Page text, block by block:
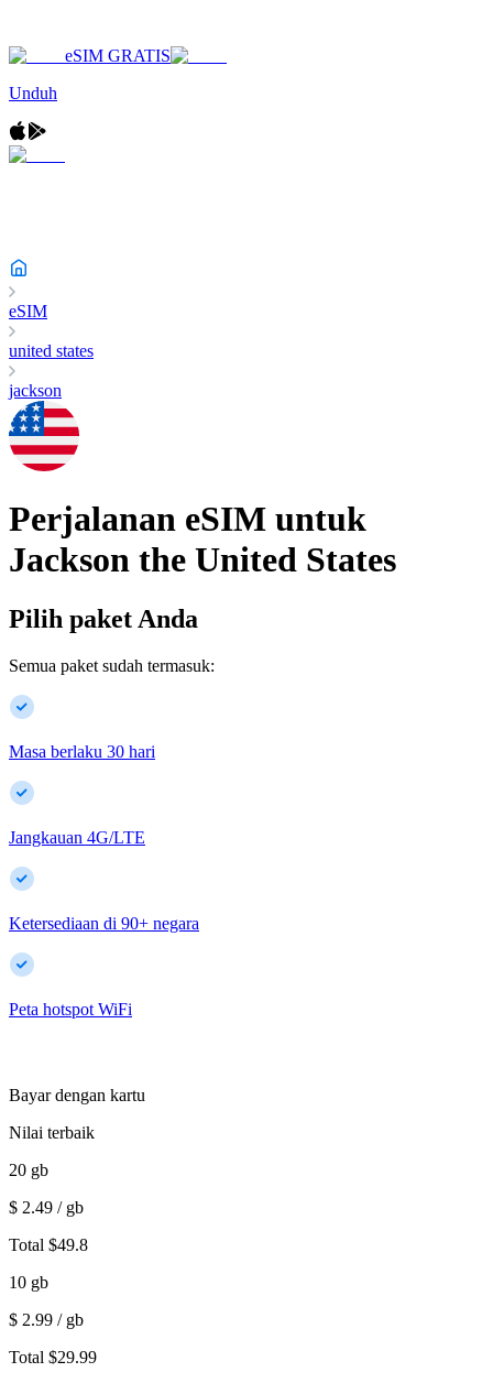
eSIM GRATIS
Unduh
eSIM
united states
jackson
Perjalanan eSIM untuk
Jackson the United States
Pilih paket Anda
Semua paket sudah termasuk:
Masa berlaku 30 hari
Jangkauan 4G/LTE
Ketersediaan di 90+ negara
Peta hotspot WiFi
Bayar dengan kartu
Nilai terbaik
20 gb
$ 2.49 / gb
Total $49.8
10 gb
$ 2.99 / gb
Total $29.99